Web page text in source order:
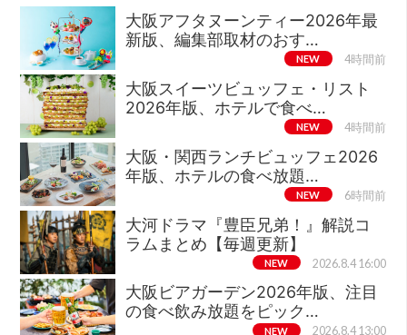
大阪アフタヌーンティー2026年最
新版、編集部取材のおす…
NEW 4時間前
大阪スイーツビュッフェ・リスト
2026年版、ホテルで食べ…
NEW 4時間前
大阪・関西ランチビュッフェ2026
年版、ホテルの食べ放題…
NEW 6時間前
大河ドラマ『豊臣兄弟！』解説コ
ラムまとめ【毎週更新】
NEW 2026.8.4 16:00
大阪ビアガーデン2026年版、注目
の食べ飲み放題をピック…
NEW 2026.8.4 13:00